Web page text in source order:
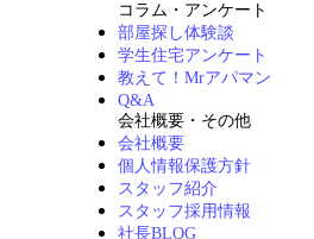
コラム・アンケート
部屋探し体験談
学生住宅アンケート
教えて！Mrアパマン
Q&A
会社概要・その他
会社概要
個人情報保護方針
スタッフ紹介
スタッフ採用情報
社長BLOG